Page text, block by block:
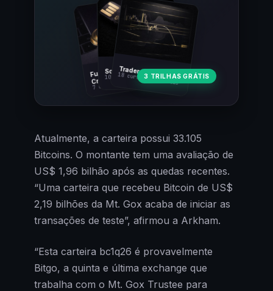
Fundamentos
Cripto
7 cursos · 31 aulas
Trader Cripto
18 cursos · 80 aulas
Soberania Bitcoin
10 cursos · 44 aulas3 TRILHAS GRÁTIS
Atualmente, a carteira possui 33.105
Bitcoins. O montante tem uma avaliação de
US$ 1,96 bilhão após as quedas recentes.
“Uma carteira que recebeu Bitcoin de US$
2,19 bilhões da Mt. Gox acaba de iniciar as
transações de teste”, afirmou a Arkham.
“Esta carteira bc1q26 é provavelmente
Bitgo, a quinta e última exchange que
trabalha com o Mt. Gox Trustee para